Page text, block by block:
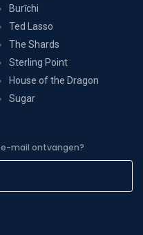
Burīchi
Ted Lasso
The Shards
Sterling Point
House of the Dragon
Sugar
mail ontvangen?